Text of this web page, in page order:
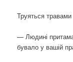
Труяться травами
— Людині
бувало у вашій